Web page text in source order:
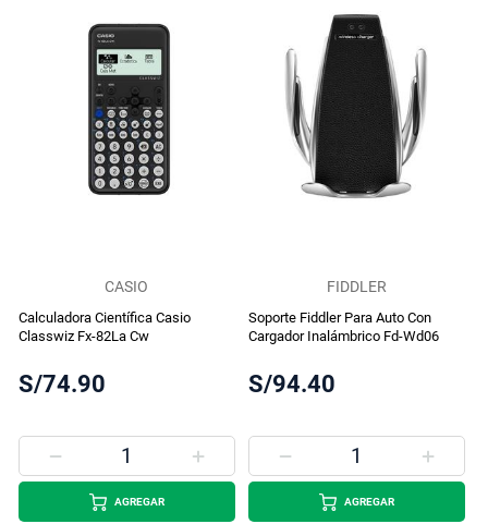
CASIO
Calculadora Científica Casio
Classwiz Fx-82La Cw
S/74.90
AGREGAR
FIDDLER
Soporte Fiddler Para Auto Con
Cargador Inalámbrico Fd-Wd06
S/94.40
AGREGAR